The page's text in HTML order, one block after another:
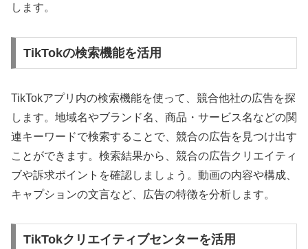
します。
TikTokの検索機能を活用
TikTokアプリ内の検索機能を使って、競合他社の広告を探
します。地域名やブランド名、商品・サービス名などの関
連キーワードで検索することで、競合の広告を見つけ出す
ことができます。検索結果から、競合の広告クリエイティ
ブや訴求ポイントを確認しましょう。動画の内容や構成、
キャプションの文言など、広告の特徴を分析します。
TikTokクリエイティブセンターを活用